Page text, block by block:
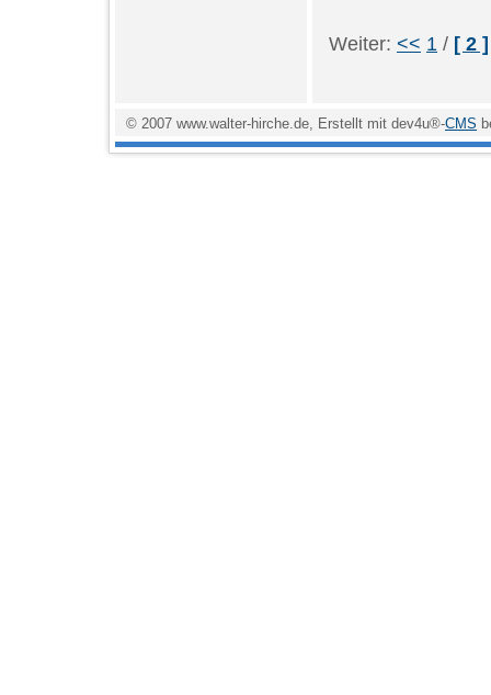
Weiter: << 1 / [ 2 ]
© 2007 www.walter-hirche.de, Erstellt mit dev4u®-CMS